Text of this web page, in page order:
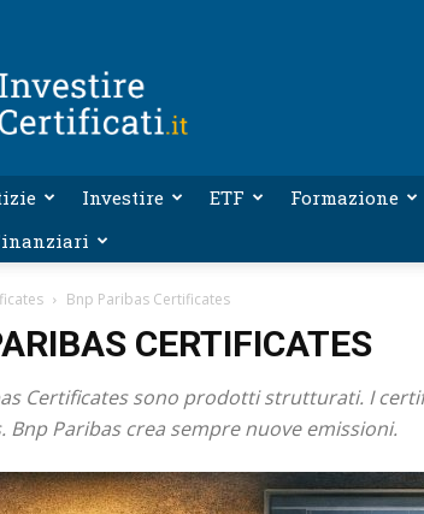
Certificati.it
Investire ETF Formazione
Bnp Paribas Certificates
CERTIFICATES
Certificates sono prodotti strutturati. I
Bnp Paribas crea sempre nuove emissioni.